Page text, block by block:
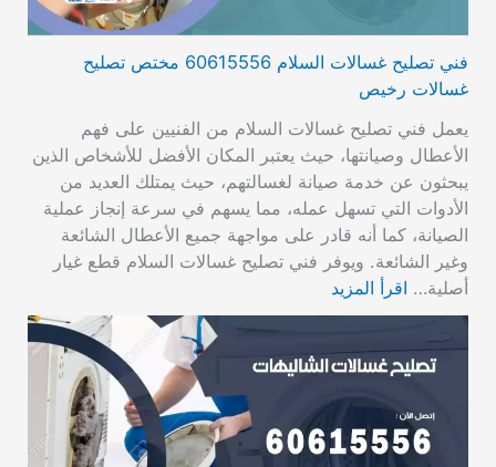
فني تصليح غسالات السلام 60615556 مختص تصليح
غسالات رخيص
يعمل فني تصليح غسالات السلام من الفنيين على فهم
الأعطال وصيانتها، حيث يعتبر المكان الأفضل للأشخاص الذين
يبحثون عن خدمة صيانة لغسالتهم، حيث يمتلك العديد من
الأدوات التي تسهل عمله، مما يسهم في سرعة إنجاز عملية
الصيانة، كما أنه قادر على مواجهة جميع الأعطال الشائعة
وغير الشائعة. ويوفر فني تصليح غسالات السلام قطع غيار
أصلية… اقرأ المزيد